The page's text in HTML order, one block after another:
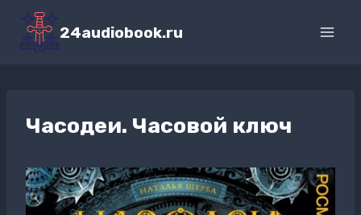
Перейти
содержимому
24audiobook.ru
Часодеи. Часовой ключ